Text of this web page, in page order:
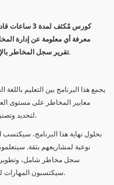
كورس مٌكثف
معرفة أي معلومة عن إدارة
تقرير سجل المخاطر بالإضافة الى المقدرة التامية لإدارة مخاطر المشاريع.
يجمع هذا البرنامج بين التعليم باللغة
معايير المخاطر على مستوى
لتحديد وتصنيف وإدارة المخاطر على مدار دورة حياة المشروع.
بحلول نهاية هذا البرنامج، سيكتسب
نوعية لمشاريعهم بثقة.
سجل مخاطر شامل، وتطوير
سيكتسبون المهارات لتقديم تقييمات المخاطر عبر لوحة معلومات فعالة.